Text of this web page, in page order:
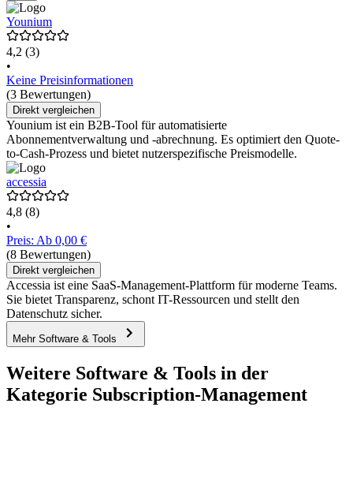
Younium
4,2 (3)
•
Keine Preisinformationen
(3 Bewertungen)
Direkt vergleichen
Younium ist ein B2B-Tool für automatisierte
Abonnementverwaltung und -abrechnung. Es optimiert den Quote-
to-Cash-Prozess und bietet nutzerspezifische Preismodelle.
accessia
4,8 (8)
•
Preis: Ab 0,00 €
(8 Bewertungen)
Direkt vergleichen
Accessia ist eine SaaS-Management-Plattform für moderne Teams.
Sie bietet Transparenz, schont IT-Ressourcen und stellt den
Datenschutz sicher.
Mehr Software & Tools
Weitere Software & Tools in der
Kategorie Subscription-Management